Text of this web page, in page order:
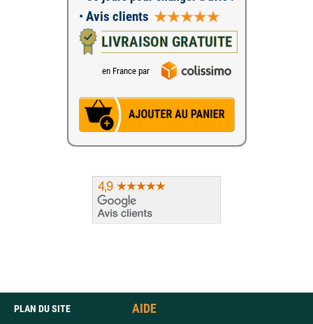
• Avis clients
LIVRAISON GRATUITE
en France par
PLAN DU SITE
AIDE